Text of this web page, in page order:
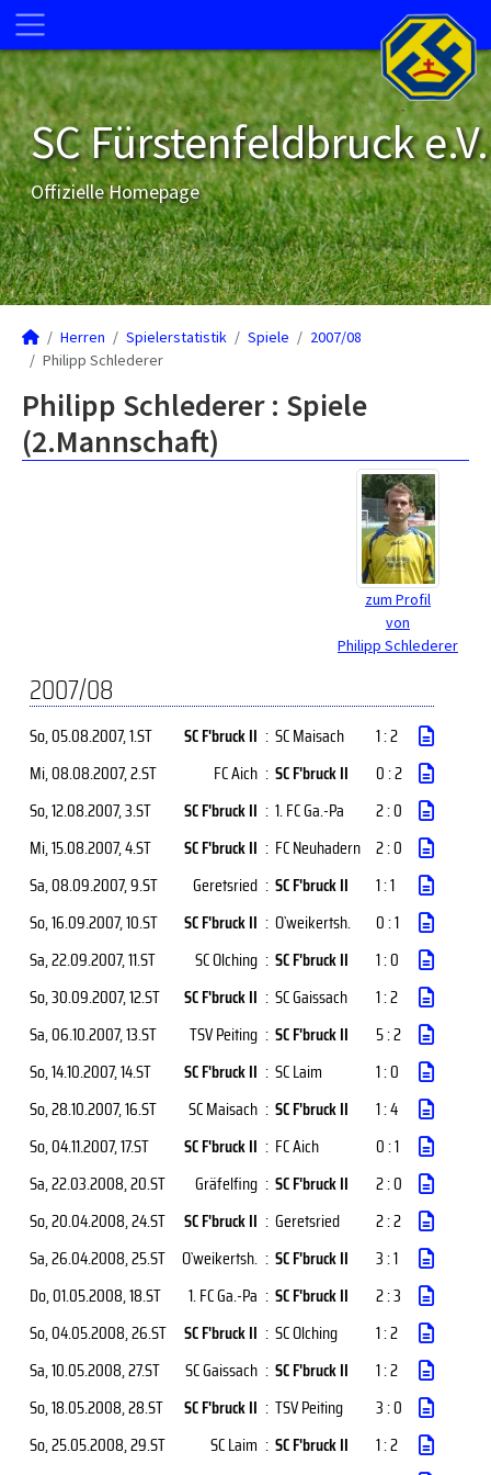
SC Fürstenfeldbruck e.V.
Offizielle Homepage
Herren Spielerstatistik Spiele
2007/08
Philipp Schlederer
Philipp Schlederer : Spiele
(2.Mannschaft)
zum Profil
von
Philipp Schlederer
2007/08
So, 05.08.2007, 1.ST SC F'bruck II : SC Maisach
1 : 2
Mi, 08.08.2007, 2.ST FC Aich : SC F'bruck II
0 : 2
So, 12.08.2007, 3.ST SC F'bruck II : 1. FC Ga.-Pa
2 : 0
Mi, 15.08.2007, 4.ST SC F'bruck II : FC Neuhadern 2 : 0
Sa, 08.09.2007, 9.ST Geretsried : SC F'bruck II
1 : 1
So, 16.09.2007, 10.ST SC F'bruck II : O`weikertsh.
0 : 1
Sa, 22.09.2007, 11.ST SC Olching : SC F'bruck II
1 : 0
So, 30.09.2007, 12.ST SC F'bruck II : SC Gaissach
1 : 2
Sa, 06.10.2007, 13.ST TSV Peiting : SC F'bruck II
5 : 2
So, 14.10.2007, 14.ST SC F'bruck II : SC Laim
1 : 0
So, 28.10.2007, 16.ST SC Maisach : SC F'bruck II
1 : 4
So, 04.11.2007, 17.ST SC F'bruck II : FC Aich
0 : 1
Sa, 22.03.2008, 20.ST Gräfelfing : SC F'bruck II
2 : 0
So, 20.04.2008, 24.ST SC F'bruck II : Geretsried
2 : 2
Sa, 26.04.2008, 25.ST O`weikertsh. : SC F'bruck II
3 : 1
Do, 01.05.2008, 18.ST 1. FC Ga.-Pa : SC F'bruck II
2 : 3
So, 04.05.2008, 26.ST SC F'bruck II : SC Olching
1 : 2
Sa, 10.05.2008, 27.ST SC Gaissach : SC F'bruck II
1 : 2
So, 18.05.2008, 28.ST SC F'bruck II : TSV Peiting
3 : 0
So, 25.05.2008, 29.ST SC Laim : SC F'bruck II
1 : 2